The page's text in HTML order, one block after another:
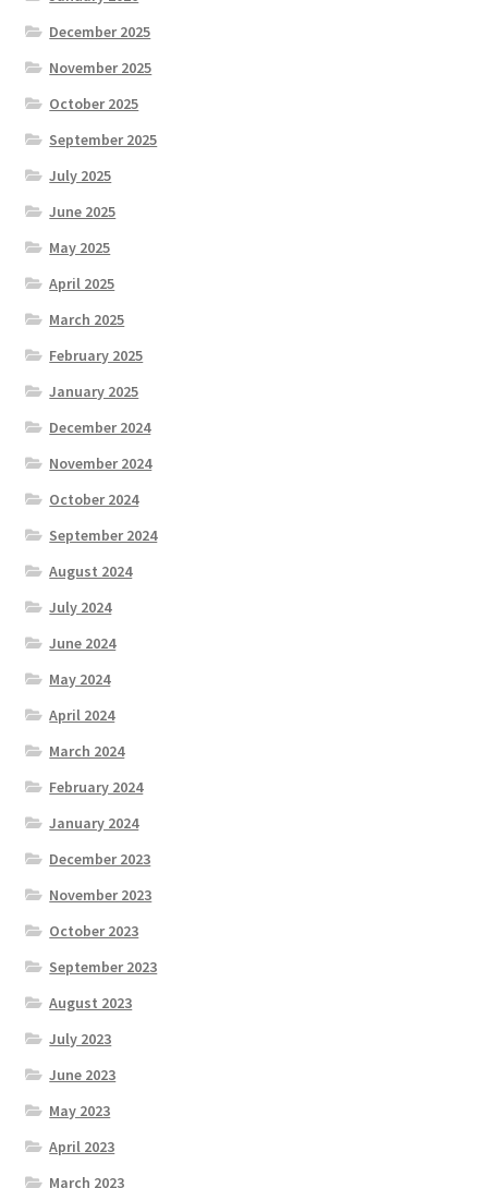
December 2025
November 2025
October 2025
September 2025
July 2025
June 2025
May 2025
April 2025
March 2025
February 2025
January 2025
December 2024
November 2024
October 2024
September 2024
August 2024
July 2024
June 2024
May 2024
April 2024
March 2024
February 2024
January 2024
December 2023
November 2023
October 2023
September 2023
August 2023
July 2023
June 2023
May 2023
April 2023
March 2023